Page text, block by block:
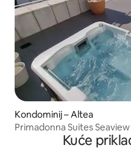
Kondominij – Altea
Primadonna Suites
Kuće